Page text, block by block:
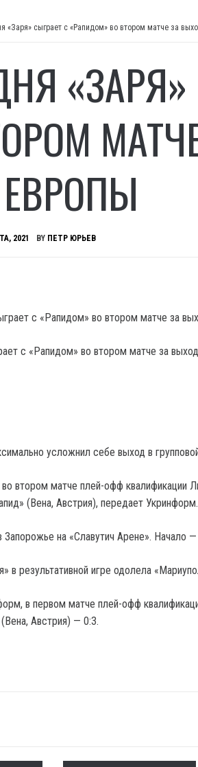
«Заря» сыграет с «Рапидом» во втором матче за
2021 BY ПЕТР ЮРЬЕВ
с «Рапидом» во втором матче за
усложнил себе выход в
во втором матче плей-офф квалификации
(Вена, Австрия), передает Укринформ.
на «Славутич Арене». Начало —
в результативной игре одолела
в первом матче плей-офф
Австрия) — 0:3.